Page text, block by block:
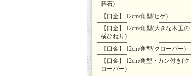
碁石)
【口金】 12cm/角型(ヒゲ)
【口金】 12cm/角型(大きな木玉の
横ひねり)
【口金】 12cm/角型(クローバー)
【口金】 12cm/角型・カン付き(ク
ローバー)